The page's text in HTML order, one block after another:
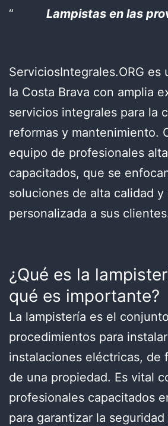
Lampistas en las
ServiciosIntegrales.ORG es
la Costa Brava con amplia
servicios integrales para la
reformas y mantenimiento.
equipo de profesionales
capacitados, que se
soluciones de alta calidad y
personalizada a sus
¿Qué es la
qué es importante?
La lampistería es el
procedimientos para
instalaciones eléctricas, de
de una propiedad. Es vital
profesionales capacitados
para garantizar la